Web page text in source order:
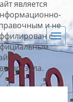
является
и не
с